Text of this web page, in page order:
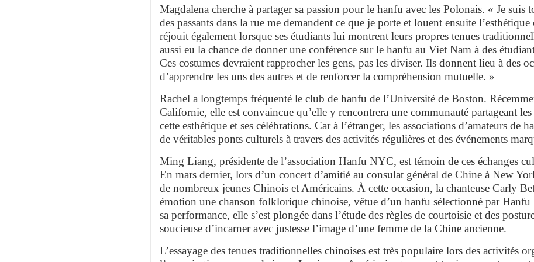
Magdalena cherche à partager sa passion pour le hanfu avec les Polonais. « Je suis
des passants dans la rue me demandent ce que je porte et louent ensuite
réjouit également lorsque ses étudiants lui montrent leurs propres tenues
aussi eu la chance de donner une conférence sur le hanfu au Viet Nam à des
Ces costumes devraient rapprocher les gens, pas les diviser. Ils donnent lieu à des
d’apprendre les uns des autres et de renforcer la compréhension mutuelle. »
Rachel a longtemps fréquenté le club de hanfu de l’Université de Boston.
Californie, elle est convaincue qu’elle y rencontrera une communauté partageant
cette esthétique et ses célébrations. Car à l’étranger, les associations d’amateurs de
de véritables ponts culturels à travers des activités régulières et des événements
Ming Liang, présidente de l’association Hanfu NYC, est témoin de ces échanges
En mars dernier, lors d’un concert d’amitié au consulat général de Chine à New
de nombreux jeunes Chinois et Américains. À cette occasion, la chanteuse Carly
émotion une chanson folklorique chinoise, vêtue d’un hanfu sélectionné par
sa performance, elle s’est plongée dans l’étude des règles de courtoisie et des
soucieuse d’incarner avec justesse l’image d’une femme de la Chine ancienne.
L’essayage des tenues traditionnelles chinoises est très populaire lors des activités